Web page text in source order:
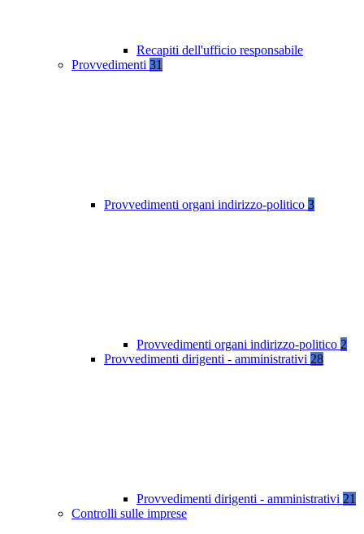
Recapiti dell'ufficio responsabile
Provvedimenti 31
Provvedimenti organi indirizzo-politico 3
Provvedimenti organi indirizzo-politico 2
Provvedimenti dirigenti - amministrativi 28
Provvedimenti dirigenti - amministrativi 21
Controlli sulle imprese